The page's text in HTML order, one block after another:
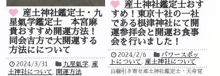
産土神社鑑定士・九
星氣学鑑定士 本宮麻
貴おすすめ開運方法！
同会吉方で大開運する
方法にについて
2024/3/31 九星氣学, 産
土神社について , 開運方法
産土神社鑑定士おす
すめ！東京十社の一社
である根津神社にて開
運参拝会と開運お食事
会を行いました！
2024/2/6
パワースポッ
トについて , 産土神社について
良縁引き寄せ産土神社鑑定士・天命覚